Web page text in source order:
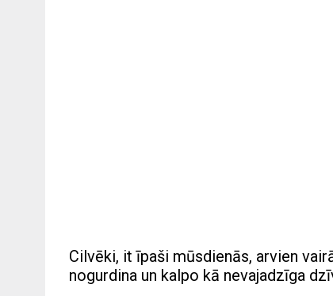
Cilvēki, it īpaši mūsdienās, arvien
nogurdina un kalpo kā nevajadzīga